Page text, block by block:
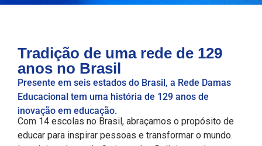
Tradição de uma rede de 129
anos no Brasil
Presente em seis estados do Brasil, a Rede Damas
Educacional tem uma história de 129 anos de
inovação em educação.
Com 14 escolas no Brasil, abraçamos o propósito de
educar para inspirar pessoas e transformar o mundo.